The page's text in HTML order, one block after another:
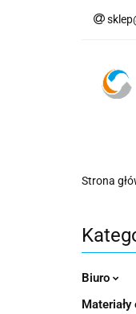
Strona
Biuro